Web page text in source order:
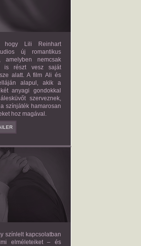
hogy Lili Reinhart
új romantikus
amelyben nemcsak
is részt vesz saját
alatt. A film Ali és
alapul, akik a
anyagi gondokkal
szerveznek,
színjáték hamarosan
hoz magával.
színlelt kapcsolatban
elméleteiket – és